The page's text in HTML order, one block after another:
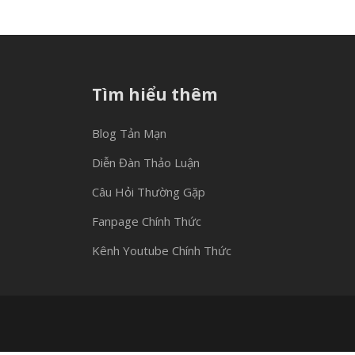
Tìm hiểu thêm
Blog Tản Mạn
Diễn Đàn Thảo Luận
Câu Hỏi Thường Gặp
Fanpage Chính Thức
Kênh Youtube Chính Thức